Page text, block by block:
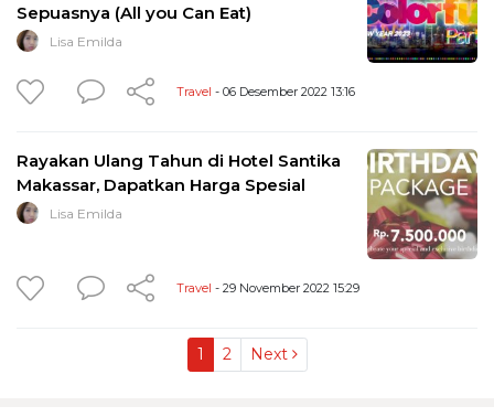
Sepuasnya (All you Can Eat)
Lisa Emilda
Travel - 06 Desember 2022 13:16
Rayakan Ulang Tahun di Hotel Santika
Makassar, Dapatkan Harga Spesial
Lisa Emilda
Travel - 29 November 2022 15:29
1 2 Next